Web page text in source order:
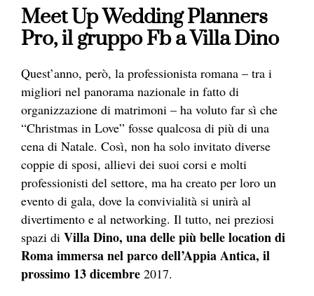
Meet Up Wedding Planners
Pro, il gruppo Fb a Villa Dino
Quest’anno, però, la professionista romana – tra i
migliori nel panorama nazionale in fatto di
organizzazione di matrimoni – ha voluto far sì che
“Christmas in Love” fosse qualcosa di più di una
cena di Natale. Così, non ha solo invitato diverse
coppie di sposi, allievi dei suoi corsi e molti
professionisti del settore, ma ha creato per loro un
evento di gala, dove la convivialità si unirà al
divertimento e al networking. Il tutto, nei preziosi
spazi di Villa Dino, una delle più belle location di
Roma immersa nel parco dell’Appia Antica, il
prossimo 13 dicembre 2017.